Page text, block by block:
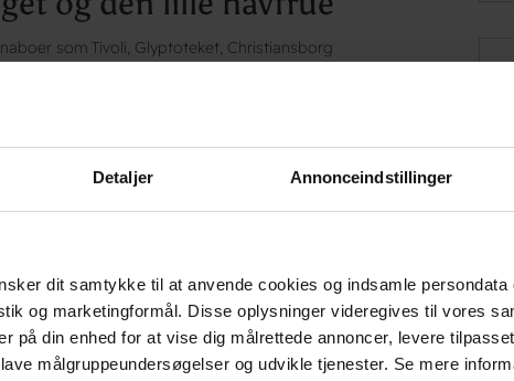
Detaljer Annonceindstillinger
dit samtykke til at anvende cookies og indsamle
og marketingformål. Disse oplysninger videregives til vores
på din enhed for at vise dig målrettede annoncer, levere
målgruppeundersøgelser og udvikle tjenester. Se mere
som Tivoli, Glyptoteket, Christiansborg
på bus, tog eller metro og opleve
Den Blå Planet, Nyhavn og
en af vandrehjemmets cykler og udforske
din tur inde i København, så ligger Danhostel
Lige på den anden side af Langebro ligger
for alle, der elsker kombinationen af